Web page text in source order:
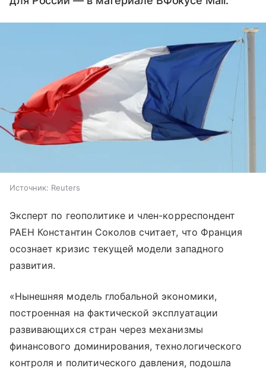
Источник: Reuters
Эксперт по геополитике и член-корреспондент
РАЕН Константин Соколов считает, что Франция
осознает кризис текущей модели западного
развития.
«Нынешняя модель глобальной экономики,
построенная на фактической эксплуатации
развивающихся стран через механизмы
финансового доминирования, технологического
контроля и политического давления, подошла